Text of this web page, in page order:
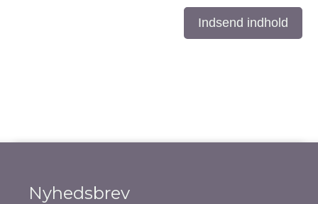
Indsend indhold
Nyhedsbrev